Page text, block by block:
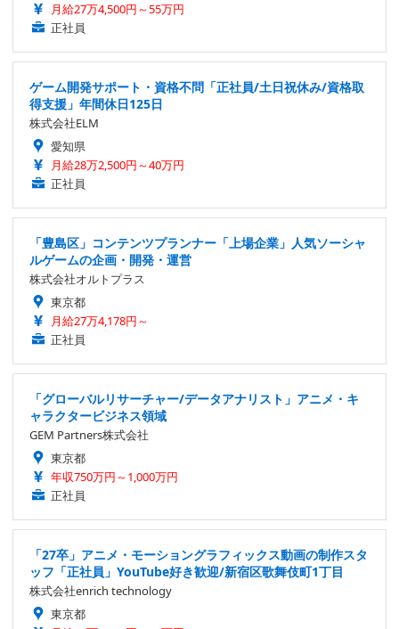
月給27万4,500円～55万円
正社員
ゲーム開発サポート・資格不問「正社員/土日祝休み/資格取
得支援」年間休日125日
株式会社ELM
愛知県
月給28万2,500円～40万円
正社員
「豊島区」コンテンツプランナー「上場企業」人気ソーシャ
ルゲームの企画・開発・運営
株式会社オルトプラス
東京都
月給27万4,178円～
正社員
「グローバルリサーチャー/データアナリスト」アニメ・キ
ャラクタービジネス領域
GEM Partners株式会社
東京都
年収750万円～1,000万円
正社員
「27卒」アニメ・モーショングラフィックス動画の制作スタ
ッフ「正社員」YouTube好き歓迎/新宿区歌舞伎町1丁目
株式会社enrich technology
東京都